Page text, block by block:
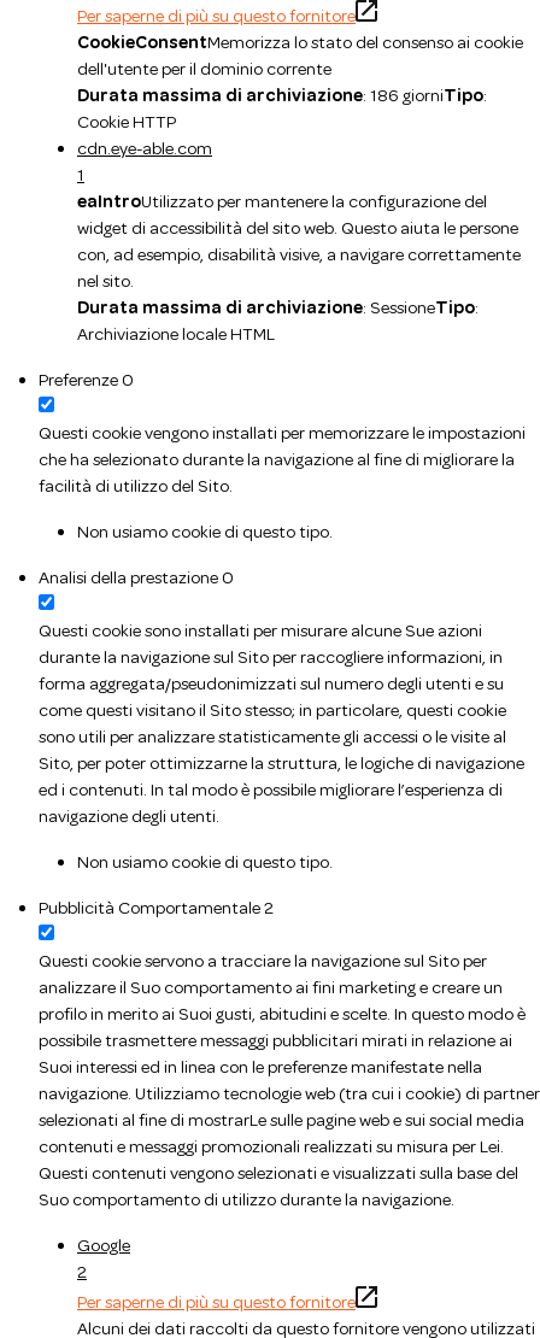
Per saperne di più su questo fornitore
CookieConsentMemorizza lo stato del consenso ai cookie
dell'utente per il dominio corrente
Durata massima di archiviazione: 186 giorniTipo:
Cookie HTTP
cdn.eye-able.com
1
eaIntroUtilizzato per mantenere la configurazione del
widget di accessibilità del sito web. Questo aiuta le persone
con, ad esempio, disabilità visive, a navigare correttamente
nel sito.
Durata massima di archiviazione: SessioneTipo:
Archiviazione locale HTML
Preferenze0
Questi cookie vengono installati per memorizzare le impostazioni
che ha selezionato durante la navigazione al fine di migliorare la
facilità di utilizzo del Sito.
Non usiamo cookie di questo tipo.
Analisi della prestazione0
Questi cookie sono installati per misurare alcune Sue azioni
durante la navigazione sul Sito per raccogliere informazioni, in
forma aggregata/pseudonimizzati sul numero degli utenti e su
come questi visitano il Sito stesso; in particolare, questi cookie
sono utili per analizzare statisticamente gli accessi o le visite al
Sito, per poter ottimizzarne la struttura, le logiche di navigazione
ed i contenuti. In tal modo è possibile migliorare l’esperienza di
navigazione degli utenti.
Non usiamo cookie di questo tipo.
Pubblicità Comportamentale2
Questi cookie servono a tracciare la navigazione sul Sito per
analizzare il Suo comportamento ai fini marketing e creare un
profilo in merito ai Suoi gusti, abitudini e scelte. In questo modo è
possibile trasmettere messaggi pubblicitari mirati in relazione ai
Suoi interessi ed in linea con le preferenze manifestate nella
navigazione. Utilizziamo tecnologie web (tra cui i cookie) di partner
selezionati al fine di mostrarLe sulle pagine web e sui social media
contenuti e messaggi promozionali realizzati su misura per Lei.
Questi contenuti vengono selezionati e visualizzati sulla base del
Suo comportamento di utilizzo durante la navigazione.
Google
2
Per saperne di più su questo fornitore
Alcuni dei dati raccolti da questo fornitore vengono utilizzati